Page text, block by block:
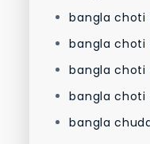
bangla choti
bangla choti
bangla choti
bangla choti
bangla